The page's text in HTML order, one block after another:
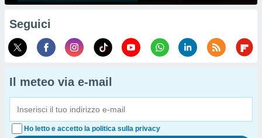
Seguici
Il meteo via e-mail
Ho letto e accetto la politica sulla privacy